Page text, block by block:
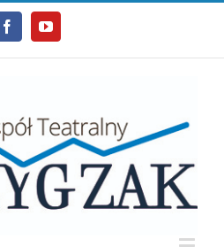
FacebookYoutube